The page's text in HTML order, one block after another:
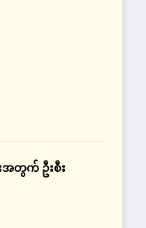
းအတွက် ဦးစီး